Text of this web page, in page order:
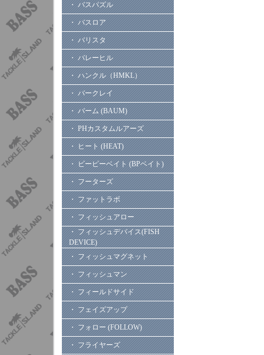
・ バスパズル
・ バスロア
・ バリスタ
・ バレーヒル
・ ハンクル（HMKL）
・ バークレイ
・ バーム (BAUM)
・ PHカスタムルアーズ
・ ヒート (HEAT)
・ ビーピーベイト (BPベイト)
・ フーターズ
・ ファットラボ
・ フィッシュアロー
・ フィッシュデバイス(FISH
DEVICE)
・ フィッシュマグネット
・ フィッシュマン
・ フィールドサイド
・ フェイズアップ
・ フォロー (FOLLOW)
・ フライヤーズ